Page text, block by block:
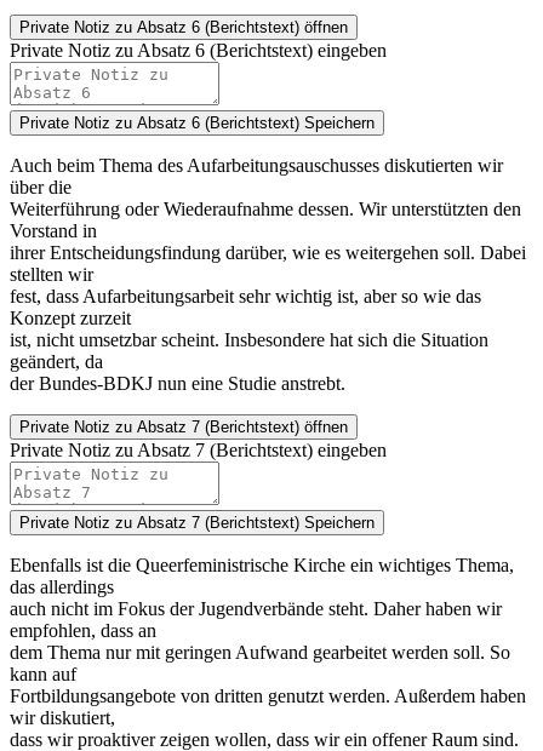
Private Notiz zu Absatz 6 (Berichtstext) öffnen
Private Notiz zu Absatz 6 (Berichtstext) eingeben
Private Notiz zu Absatz 6 (Berichtstext) Speichern
Auch beim Thema des Aufarbeitungsauschusses diskutierten wir
über die
Weiterführung oder Wiederaufnahme dessen. Wir unterstützten den
Vorstand in
ihrer Entscheidungsfindung darüber, wie es weitergehen soll. Dabei
stellten wir
fest, dass Aufarbeitungsarbeit sehr wichtig ist, aber so wie das
Konzept zurzeit
ist, nicht umsetzbar scheint. Insbesondere hat sich die Situation
geändert, da
der Bundes-BDKJ nun eine Studie anstrebt.
Private Notiz zu Absatz 7 (Berichtstext) öffnen
Private Notiz zu Absatz 7 (Berichtstext) eingeben
Private Notiz zu Absatz 7 (Berichtstext) Speichern
Ebenfalls ist die Queerfeministrische Kirche ein wichtiges Thema,
das allerdings
auch nicht im Fokus der Jugendverbände steht. Daher haben wir
empfohlen, dass an
dem Thema nur mit geringen Aufwand gearbeitet werden soll. So
kann auf
Fortbildungsangebote von dritten genutzt werden. Außerdem haben
wir diskutiert,
dass wir proaktiver zeigen wollen, dass wir ein offener Raum sind.